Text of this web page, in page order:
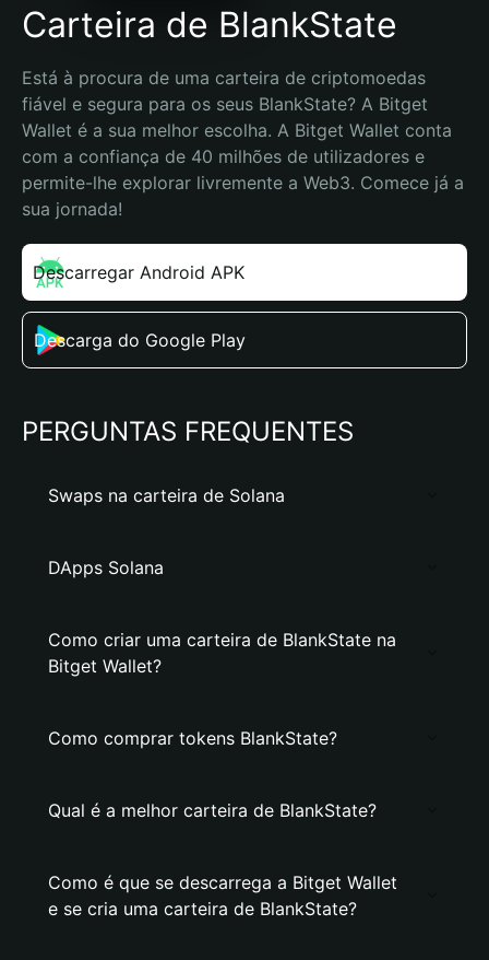
Carteira de BlankState
Está à procura de uma carteira de criptomoedas
fiável e segura para os seus BlankState? A Bitget
Wallet é a sua melhor escolha. A Bitget Wallet conta
com a confiança de 40 milhões de utilizadores e
permite-lhe explorar livremente a Web3. Comece já a
sua jornada!
Descarregar Android APK
Descarga do Google Play
PERGUNTAS FREQUENTES
Swaps na carteira de Solana
DApps Solana
Como criar uma carteira de BlankState na
Bitget Wallet?
Como comprar tokens BlankState?
Qual é a melhor carteira de BlankState?
Como é que se descarrega a Bitget Wallet
e se cria uma carteira de BlankState?